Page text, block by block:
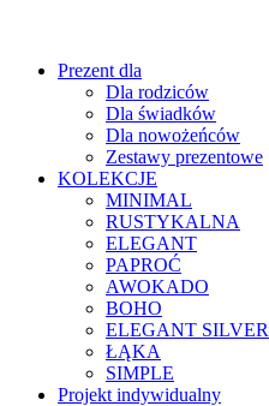
Prezent dla
Dla rodziców
Dla świadków
Dla nowożeńców
Zestawy prezentowe
KOLEKCJE
MINIMAL
RUSTYKALNA
ELEGANT
PAPROĆ
AWOKADO
BOHO
ELEGANT SILVER
ŁĄKA
SIMPLE
Projekt indywidualny